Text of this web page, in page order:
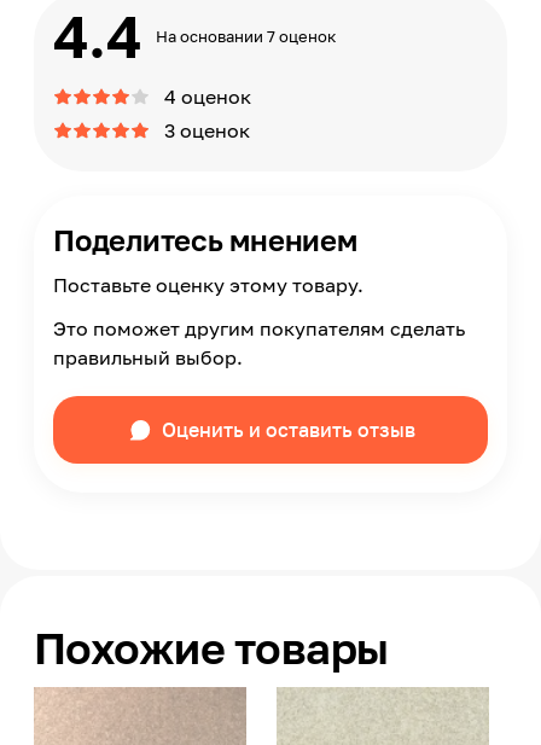
4.4 На основании 7 оценок
4 оценок
3 оценок
Поделитесь мнением
Поставьте оценку этому товару.
Это поможет другим покупателям сделать
правильный выбор.
Оценить и оставить отзыв
Похожие товары